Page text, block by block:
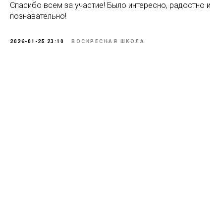
Спасибо всем за участие! Было интересно, радостно и
познавательно!
2026-01-25 23:10 ВОСКРЕСНАЯ ШКОЛА